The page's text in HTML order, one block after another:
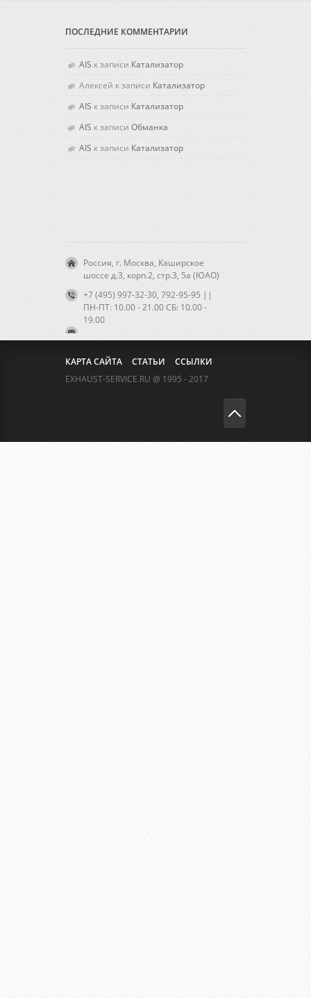
ПОСЛЕДНИЕ КОММЕНТАРИИ
AIS к записи Катализатор
Алексей к записи Катализатор
AIS к записи Катализатор
AIS к записи Обманка
AIS к записи Катализатор
Россия, г. Москва, Каширское
шоссе д.3, корп.2, стр.3, 5а (ЮАО)
+7 (495) 997-32-30, 792-95-95 ||
ПН-ПТ: 10.00 - 21.00 CБ: 10.00 -
19.00
КАРТА САЙТА СТАТЬИ
ССЫЛКИ
EXHAUST-SERVICE.RU @ 1995 - 2017